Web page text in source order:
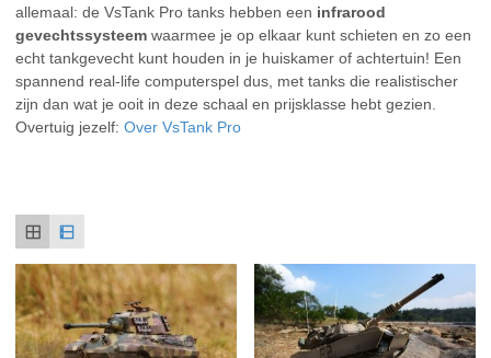
allemaal: de VsTank Pro tanks hebben een infrarood
gevechtssysteem waarmee je op elkaar kunt schieten en zo een
echt tankgevecht kunt houden in je huiskamer of achtertuin! Een
spannend real-life computerspel dus, met tanks die realistischer
zijn dan wat je ooit in deze schaal en prijsklasse hebt gezien.
Overtuig jezelf: Over VsTank Pro